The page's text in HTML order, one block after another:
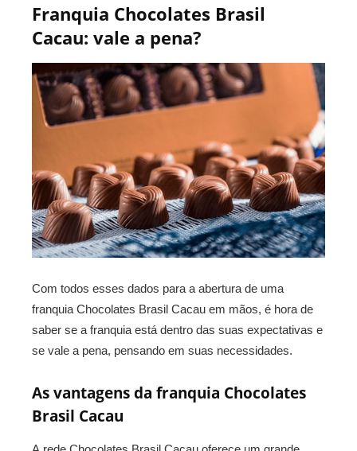
Franquia Chocolates Brasil
Cacau: vale a pena?
Com todos esses dados para a abertura de uma
franquia Chocolates Brasil Cacau em mãos, é hora de
saber se a franquia está dentro das suas expectativas e
se vale a pena, pensando em suas necessidades.
As vantagens da franquia Chocolates
Brasil Cacau